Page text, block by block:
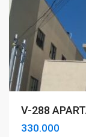
V-288
330.000